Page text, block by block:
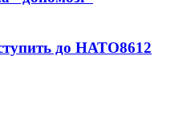
до НАТО8612